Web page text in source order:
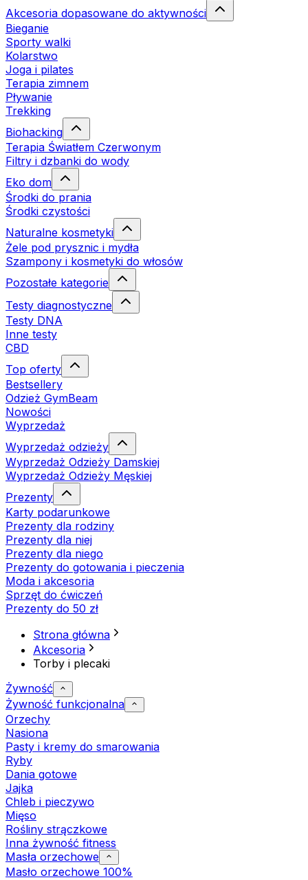
Akcesoria dopasowane do aktywności
Bieganie
Sporty walki
Kolarstwo
Joga i pilates
Terapia zimnem
Pływanie
Trekking
Biohacking
Terapia Światłem Czerwonym
Filtry i dzbanki do wody
Eko dom
Środki do prania
Środki czystości
Naturalne kosmetyki
Żele pod prysznic i mydła
Szampony i kosmetyki do włosów
Pozostałe kategorie
Testy diagnostyczne
Testy DNA
Inne testy
CBD
Top oferty
Bestsellery
Odzież GymBeam
Nowości
Wyprzedaż
Wyprzedaż odzieży
Wyprzedaż Odzieży Damskiej
Wyprzedaż Odzieży Męskiej
Prezenty
Karty podarunkowe
Prezenty dla rodziny
Prezenty dla niej
Prezenty dla niego
Prezenty do gotowania i pieczenia
Moda i akcesoria
Sprzęt do ćwiczeń
Prezenty do 50 zł
Strona główna
Akcesoria
Torby i plecaki
Żywność
Żywność funkcjonalna
Orzechy
Nasiona
Pasty i kremy do smarowania
Ryby
Dania gotowe
Jajka
Chleb i pieczywo
Mięso
Rośliny strączkowe
Inna żywność fitness
Masła orzechowe
Masło orzechowe 100%